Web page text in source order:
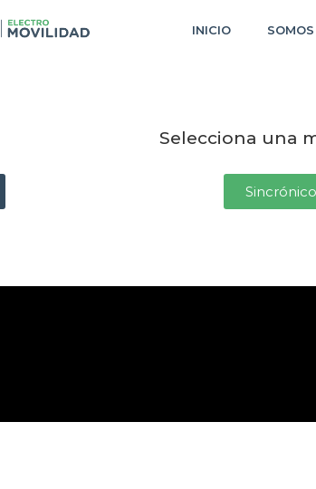
INICIO SOMOS
Selecciona una
Sincrónico